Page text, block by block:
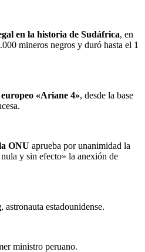
en la historia de Sudáfrica, en
mineros negros y duró hasta el 1
«Ariane 4», desde la base
ONU aprueba por unanimidad la
y sin efecto» la anexión de
, astronauta estadounidense.
ministro peruano.